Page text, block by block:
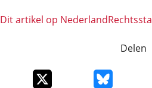
Dit artikel op
Delen
Deel dit item op XDeel dit item